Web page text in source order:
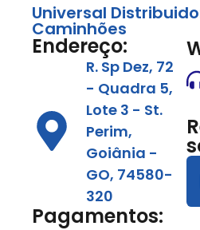
Universal
Caminhões
Endereço:
R. Sp Dez, 72
- Quadra 5,
Lote 3 - St.
Perim,
Goiânia -
GO, 74580-
320
Pagamentos: